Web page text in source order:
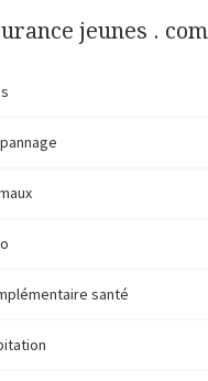
jeunes . com
santé